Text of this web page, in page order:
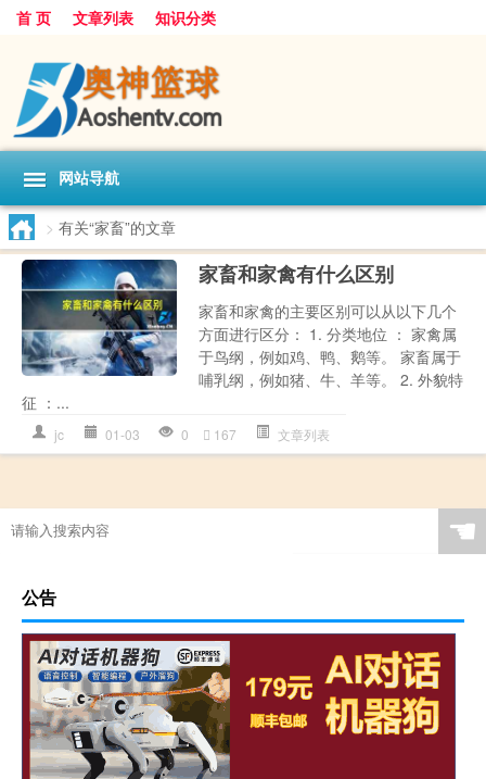
首 页 文章列表 知识分类
网站导航
> 有关“家畜”的文章
家畜和家禽有什么区别
家畜和家禽的主要区别可以从以下几个
方面进行区分： 1. 分类地位 ： 家禽属
于鸟纲，例如鸡、鸭、鹅等。 家畜属于
哺乳纲，例如猪、牛、羊等。 2. 外貌特
征 ：...
jc 01-03 0 167 文章列表
☚
公告